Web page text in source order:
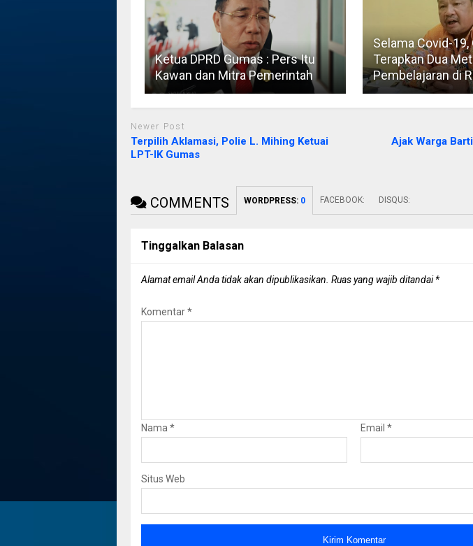
Ketua DPRD Gumas : Pers Itu
Kawan dan Mitra Pemerintah
Selama Covid-
Terapkan Dua
Pembelajaran di
Newer Post
Terpilih Aklamasi, Polie L. Mihing Ketuai
LPT-IK Gumas
Ajak Warga
COMMENTS WORDPRESS: 0 FACEBOOK: DISQUS:
Tinggalkan Balasan
Alamat email Anda tidak akan dipublikasikan. Ruas yang wajib ditandai*
Komentar*
Nama * Email *
Situs Web